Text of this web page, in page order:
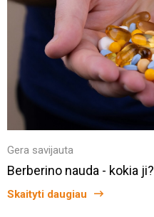
Gera savijauta
Berberino nauda - kokia ji?
Skaityti daugiau